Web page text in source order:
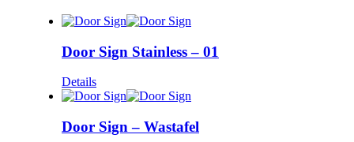
Door Sign Stainless – 01
Details
Door Sign – Wastafel